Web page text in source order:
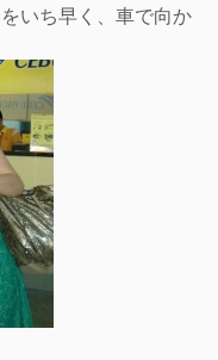
いち早く、車で向か